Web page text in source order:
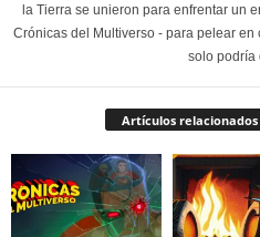
la Tierra se unieron para enfrentar un
Crónicas del Multiverso - para pelear
solo podría
Artículos relacionados